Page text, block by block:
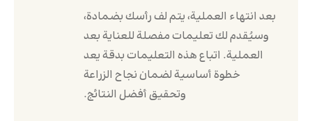
بعد انتهاء العملية، يتم لف رأسك بضمادة،
وسيُقدم لك تعليمات مفصلة للعناية بعد
العملية. اتباع هذه التعليمات بدقة يعد
خطوة أساسية لضمان نجاح الزراعة
وتحقيق أفضل النتائج.